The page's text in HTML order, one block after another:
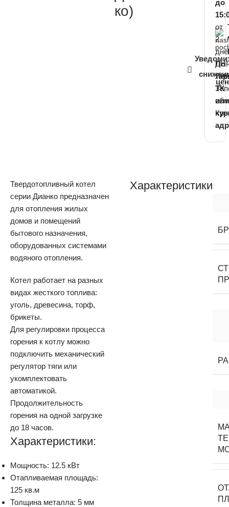
ко)
до
от
2
По
ТК
или
Твердотопливный котел
серии Дианко предназначен
для отопления жилых
домов и помещений
бытового назначения,
оборудованных системами
водяного отопления.
Котел работает на разных
видах жесткого топлива:
уголь, древесина, торф,
брикеты.
Для регулировки процесса
горения к котлу можно
подключить механический
регулятор тяги или
укомплектовать
автоматикой.
Продолжительность
горения на одной загрузке
до 18 часов.
Характеристики:
Мощность: 12.5 кВт
Отапливаемая площадь:
125 кв.м
Толщина металла: 5 мм
Характеристики